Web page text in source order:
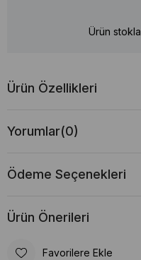
Ürün
Ürün Özellikleri
Yorumlar(0)
Ödeme Seçenekleri
Ürün Önerileri
Favorilere Ekle